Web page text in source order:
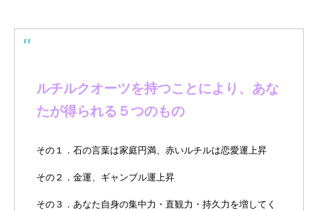
ルチルクオーツを持つことにより、あな
たが得られる５つのもの
その１．石の言葉は家庭円満、赤いルチルは恋愛運上昇
その２．金運、ギャンブル運上昇
その３．あなた自身の集中力・直観力・持久力を増してく